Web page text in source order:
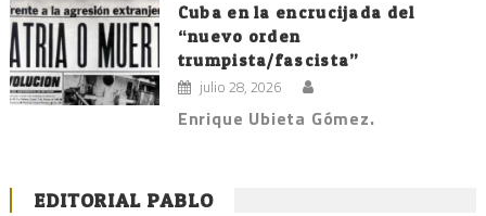
Cuba en la encrucijada del
“nuevo orden
trumpista/fascista”
julio 28, 2026
Enrique Ubieta Gómez.
EDITORIAL PABLO